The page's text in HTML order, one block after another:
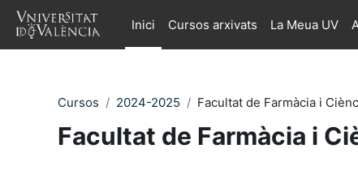
Ves al contingut principal
Inici
Cursos arxivats La Meua UV
Cursos 2024-2025 Facultat de Farmàcia i
Facultat de Farmàcia i